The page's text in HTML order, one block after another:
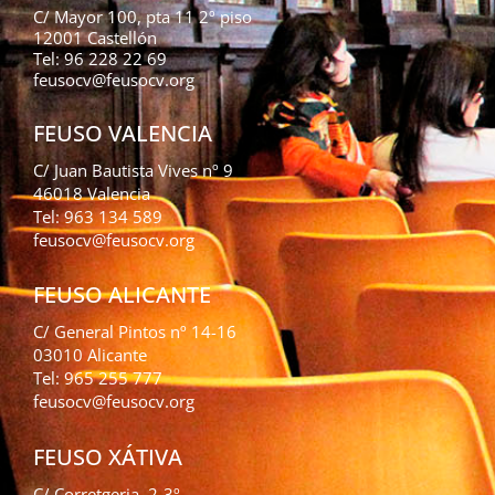
C/ Mayor 100, pta 11 2º piso
12001 Castellón
Tel: 96 228 22 69
feusocv@feusocv.org
FEUSO VALENCIA
C/ Juan Bautista Vives nº 9
46018 Valencia
Tel: 963 134 589
feusocv@feusocv.org
FEUSO ALICANTE
C/ General Pintos nº 14-16
03010 Alicante
Tel: 965 255 777
feusocv@feusocv.org
FEUSO XÁTIVA